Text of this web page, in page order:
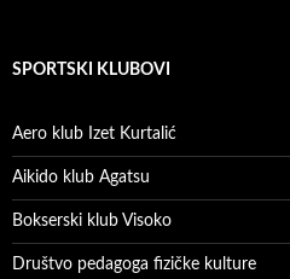
SPORTSKI KLUBOVI
Aero klub Izet Kurtalić
Aikido klub Agatsu
Bokserski klub Visoko
Društvo pedagoga fizičke kulture